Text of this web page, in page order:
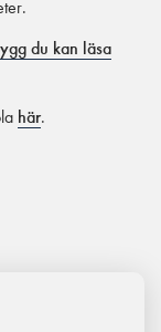
du kan läsa
här.